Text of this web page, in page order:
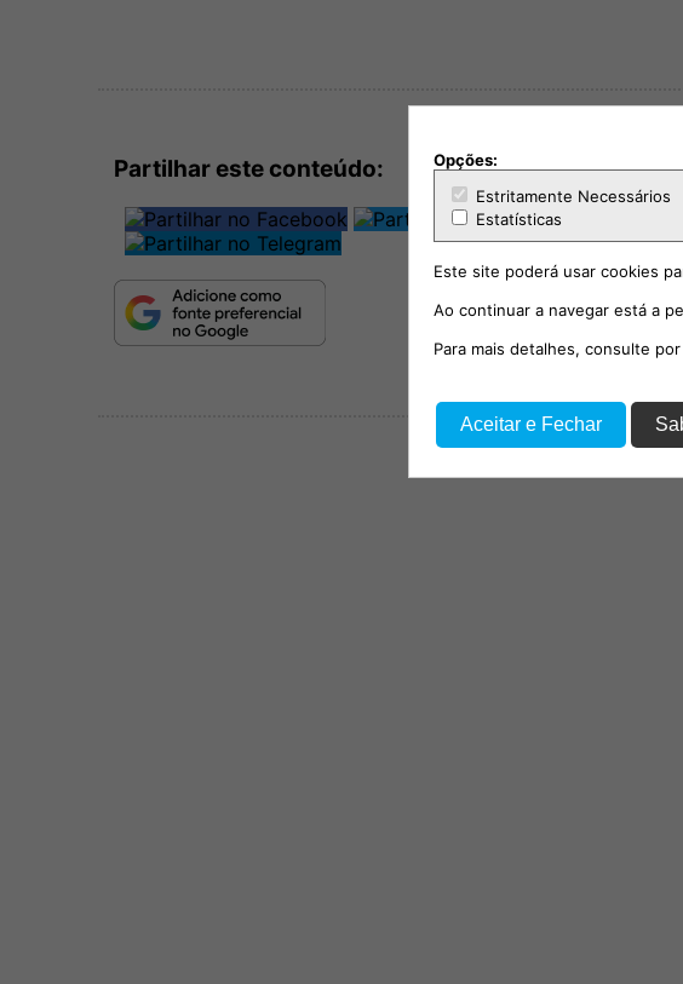
Partilhar este conteúdo:
Opções:
Estritamente Necessários
Estatísticas
Este site poderá usar cookies
Ao continuar a navegar está a
Para mais detalhes, consulte
Aceitar e Fechar